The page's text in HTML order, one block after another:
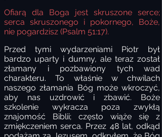
Ofiarą dla Boga jest skruszone serce;
serca skruszonego i pokornego, Boże,
nie pogardzisz (Psalm 51:17).
Przed tymi wydarzeniami Piotr był
bardzo uparty i dumny, ale teraz został
złamany i pozbawiony tych wad
charakteru. To właśnie w chwilach
naszego złamania Bóg może wkroczyć,
aby nas uzdrowić i zbawić. Boże
szkolenie wykracza poza zwykłą
znajomość Biblii; często wiąże się z
zmiękczeniem serca. Przez 48 lat, odkąd